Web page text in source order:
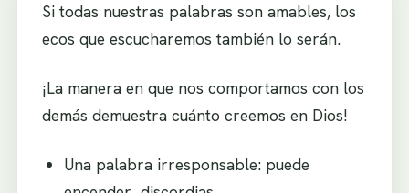
Si todas nuestras palabras son amables, los
ecos que escucharemos también lo serán.
¡La manera en que nos comportamos con los
demás demuestra cuánto creemos en Dios!
Una palabra irresponsable: puede